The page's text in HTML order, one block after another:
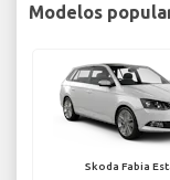
Modelos
Skoda Fabia